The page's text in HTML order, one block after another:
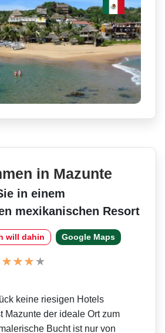
in Mazunte
in einem
mexikanischen Resort
will dahin Google Maps
keine riesigen Hotels
Mazunte der ideale Ort zum
Bucht ist nur von